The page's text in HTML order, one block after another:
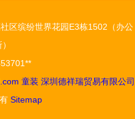
区缤纷世界花园E3栋1502（办公
童装 深圳德祥瑞贸易有限公司
Sitemap